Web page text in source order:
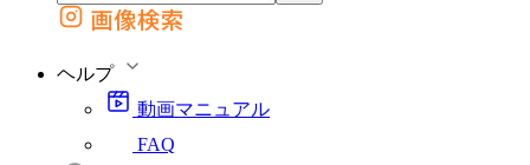
外部サイトの商品をカートに追加
画像検索
ヘルプ
動画マニュアル
FAQ